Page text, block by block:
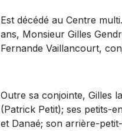
Est décédé au Centre
ans, Monsieur Gilles
Fernande Vaillancourt,
Outre sa conjointe, Gilles
(Patrick Petit); ses petits-
et Danaé; son arrière-